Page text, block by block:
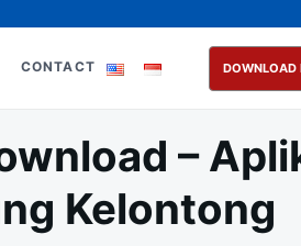
CONTACT DOWNLOAD
–
Kelontong